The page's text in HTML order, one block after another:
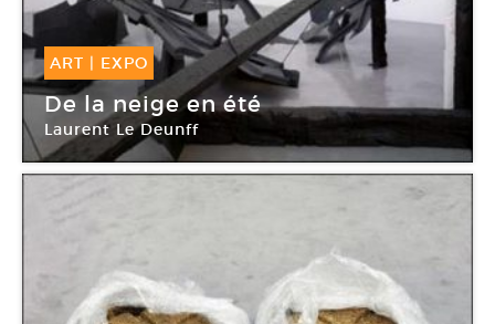
ART | EXPO
11 Juil -26 Août 2011
De la neige en été
Laurent Le Deunff
Le Confort Moderne